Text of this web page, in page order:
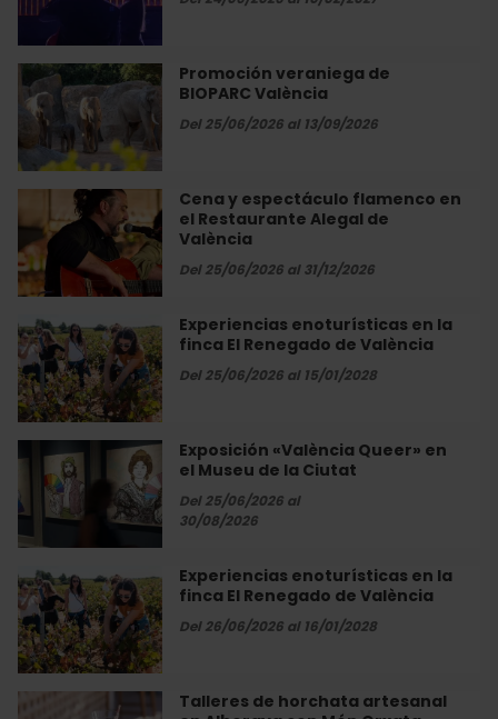
València
jazz
en
directo
en
València
Promoción veraniega de
BIOPARC València
Del 25/06/2026 al 13/09/2026
Promoción
veraniega
de
BIOPARC
València
Cena y espectáculo flamenco en
el Restaurante Alegal de
València
Del 25/06/2026 al 31/12/2026
y
espectáculo
flamenco
en
Restaurante
Alegal
de
València
Experiencias enoturísticas en la
finca El Renegado de València
Del 25/06/2026 al 15/01/2028
Experiencias
enoturísticas
en
la
finca
El
Renegado
València
Exposición «València Queer» en
el Museu de la Ciutat
Del 25/06/2026 al
30/08/2026
Exposición
«València
Queer»
en
el
Museu
de
la
Ciutat
Experiencias enoturísticas en la
finca El Renegado de València
Del 26/06/2026 al 16/01/2028
Experiencias
enoturísticas
en
la
finca
El
Talleres de horchata artesanal
Talleres